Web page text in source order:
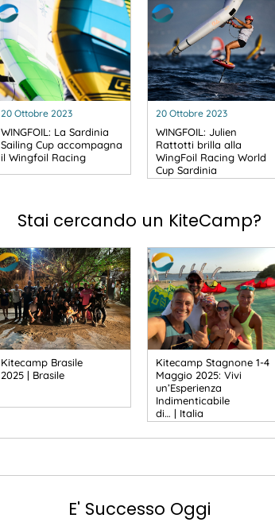
20 Ottobre 2023
WINGFOIL: La Sardinia
Sailing Cup accompagna
il Wingfoil Racing
20 Ottobre 2023
WINGFOIL: Julien
Rattotti brilla alla
WingFoil Racing World
Cup Sardinia
Stai cercando un KiteCamp?
Kitecamp Brasile
2025 | Brasile
Kitecamp Stagnone 1-4
Maggio 2025: Vivi
un’Esperienza
Indimenticabile
di… | Italia
E' Successo Oggi